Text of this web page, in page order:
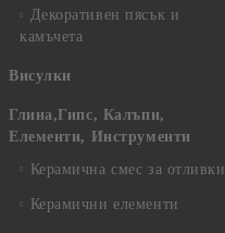
Декоративен пясък и
камъчета
Висулки
Глина,Гипс, Калъпи,
Елементи, Инструменти
Керамична смес за отливки
Керамични елементи